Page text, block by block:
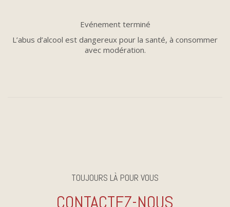
Evénement terminé
L’abus d’alcool est dangereux pour la santé, à consommer
avec modération.
TOUJOURS LÀ POUR VOUS
CONTACTEZ-NOUS